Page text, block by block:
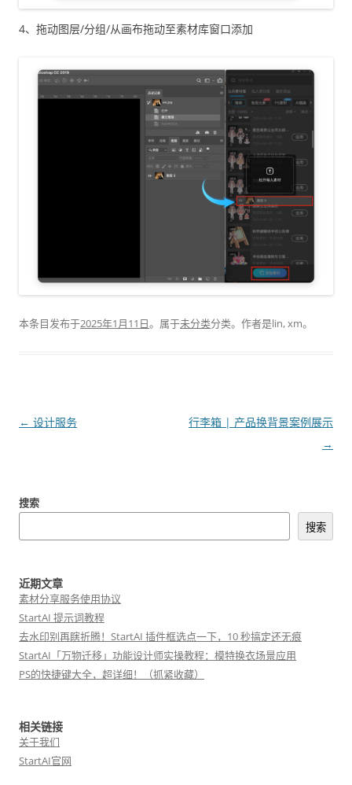
4、拖动图层/分组/从画布拖动至素材库窗口添加
本条目发布于2025年1月11日。属于未分类分类。 作者是lin, xm。
文
← 设计服务
行李箱 | 产品换背景案例展示
→
搜索
搜索
近期文章
素材分享服务使用协议
StartAI 提示词教程
去水印别再瞎折腾！StartAI 插件框选点一下，10 秒搞定还无痕
StartAI「万物迁移」功能设计师实操教程：模特换衣场景应用
PS的快捷键大全，超详细！（抓紧收藏）
相关链接
关于我们
StartAI官网